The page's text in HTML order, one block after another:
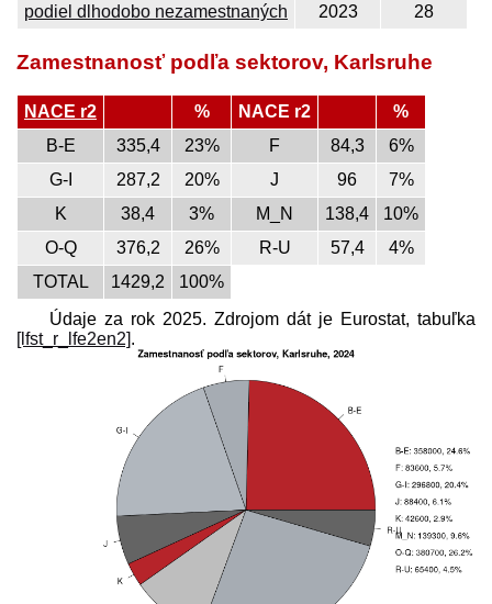
podiel dlhodobo nezamestnaných
2023 28
Zamestnanosť podľa sektorov, Karlsruhe
NACE r2 % NACE r2
%
B-E
335,4 23% F 84,3
6%
G-I
287,2 20% J 96
7%
K
38,4 3% M_N 138,4
10%
O-Q
376,2 26% R-U 57,4
4%
TOTAL
1429,2
100%
Údaje za rok 2025. Zdrojom dát je Eurostat, tabuľka
[lfst_r_lfe2en2].